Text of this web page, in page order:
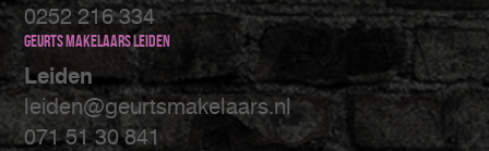
0252 216 334
Geurts makelaars Leiden
Leiden
leiden@geurtsmakelaars.nl
071 51 30 841